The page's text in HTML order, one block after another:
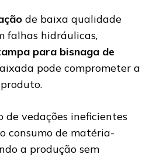
de baixa qualidade
falhas hidráulicas,
para bisnaga de
pode comprometer a
de vedações ineficientes
consumo de matéria-
a produção sem